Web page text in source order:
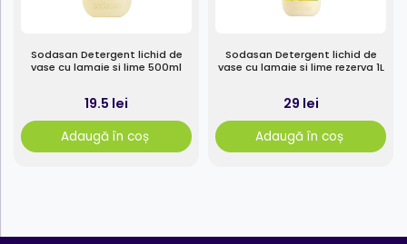
Sodasan Detergent lichid de
vase cu lamaie si lime 500ml
19.5 lei
Adaugă în coș
Sodasan Detergent lichid de
vase cu lamaie si lime rezerva 1L
29 lei
Adaugă în coș